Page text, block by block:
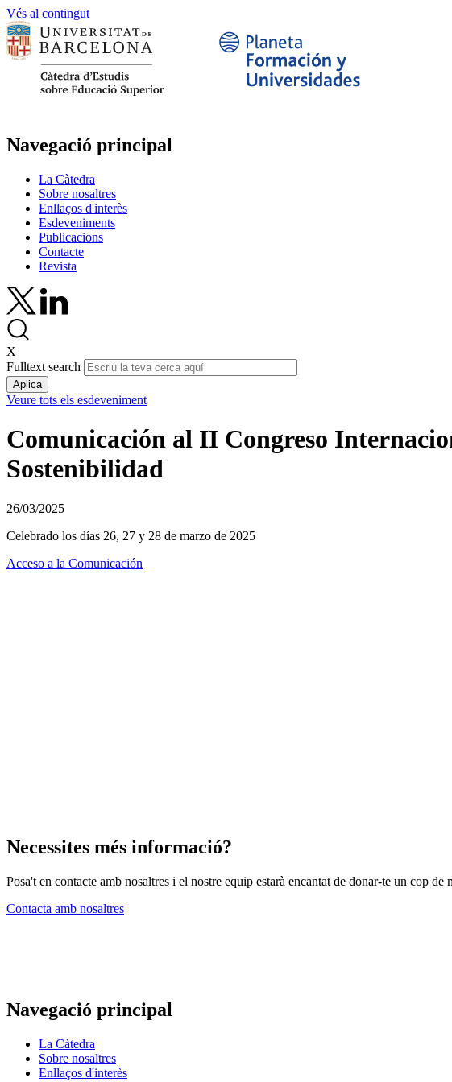
Vés al contingut
Navegació principal
La Càtedra
Sobre nosaltres
Enllaços d'interès
Esdeveniments
Publicacions
Contacte
Revista
X
Fulltext search
Veure tots els esdeveniment
Comunicación al II Congreso
Sostenibilidad
26/03/2025
Celebrado los días 26, 27 y 28 de marzo de 2025
Acceso a la Comunicación
Necessites més informació?
Posa't en contacte amb nosaltres i el nostre equip estarà encantat de donar-te un cop de
Contacta amb nosaltres
Navegació principal
La Càtedra
Sobre nosaltres
Enllaços d'interès